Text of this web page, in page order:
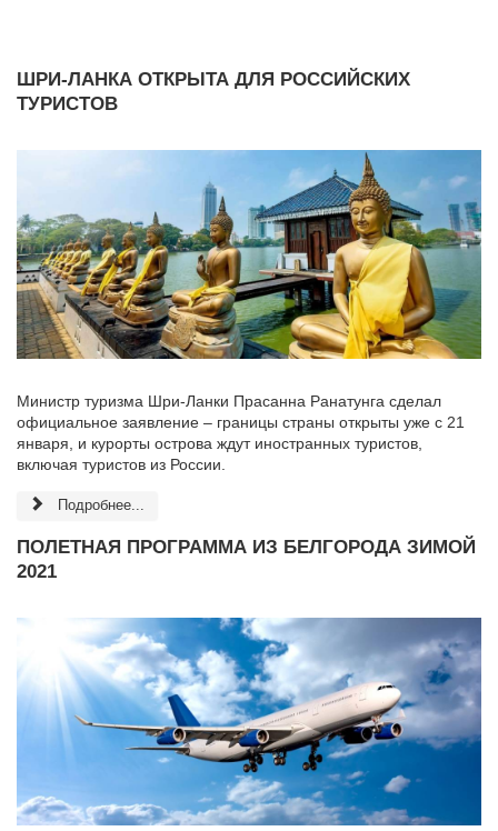
ШРИ-ЛАНКА ОТКРЫТА ДЛЯ РОССИЙСКИХ
ТУРИСТОВ
Министр туризма Шри-Ланки Прасанна Ранатунга сделал
официальное заявление – границы страны открыты уже с 21
января, и курорты острова ждут иностранных туристов,
включая туристов из России.
Подробнее...
ПОЛЕТНАЯ ПРОГРАММА ИЗ БЕЛГОРОДА ЗИМОЙ
2021